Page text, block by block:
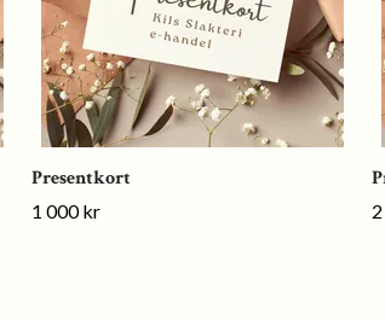
Presentkort
1 000 kr